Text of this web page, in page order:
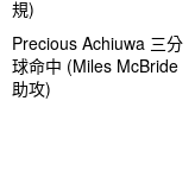
Precious Achiuwa 三分
球命中 (Miles McBride
助攻)
規)